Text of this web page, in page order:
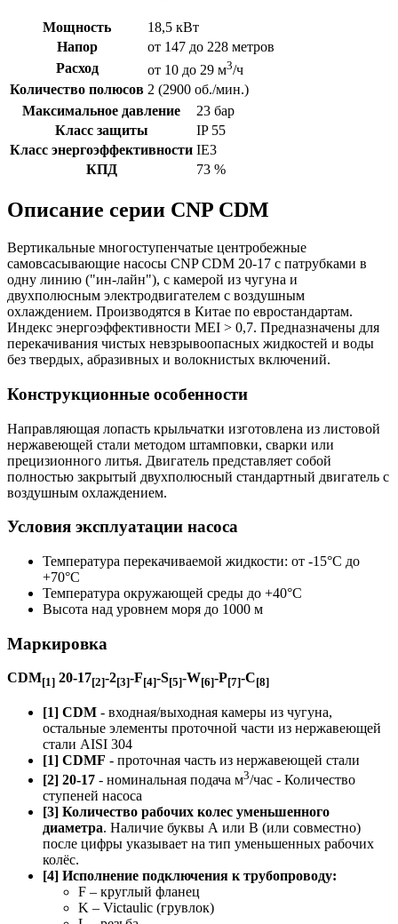
Мощность
18,5 кВт
Напор
от 147 до 228 метров
Расход
от 10 до 29 м3/ч
Количество полюсов 2 (2900 об./мин.)
Максимальное давление
23 бар
Класс защиты
IP 55
Класс энергоэффективности IE3
КПД
73 %
Описание серии CNP CDM
Вертикальные многоступенчатые центробежные
самовсасывающие насосы CNP CDM 20-17 с патрубками в
одну линию ("ин-лайн"), с камерой из чугуна и
двухполюсным электродвигателем с воздушным
охлаждением. Производятся в Китае по евростандартам.
Индекс энергоэффективности MEI > 0,7. Предназначены для
перекачивания чистых невзрывоопасных жидкостей и воды
без твердых, абразивных и волокнистых включений.
Конструкционные особенности
Направляющая лопасть крыльчатки изготовлена из листовой
нержавеющей стали методом штамповки, сварки или
прецизионного литья. Двигатель представляет собой
полностью закрытый двухполюсный стандартный двигатель с
воздушным охлаждением.
Условия эксплуатации насоса
Температура перекачиваемой жидкости: от -15°C до
+70°C
Температура окружающей среды до +40°C
Высота над уровнем моря до 1000 м
Маркировка
CDM[1] 20-17[2]-2[3]-F[4]-S[5]-W[6]-P[7]-C[8]
[1] CDM - входная/выходная камеры из чугуна,
остальные элементы проточной части из нержавеющей
стали AISI 304
[1] CDMF - проточная часть из нержавеющей стали
[2] 20-17 - номинальная подача м3/час - Количество
ступеней насоса
[3] Количество рабочих колес уменьшенного
диаметра. Наличие буквы А или B (или совместно)
после цифры указывает на тип уменьшенных рабочих
колёс.
[4] Исполнение подключения к трубопроводу:
F – круглый фланец
K – Victaulic (грувлок)